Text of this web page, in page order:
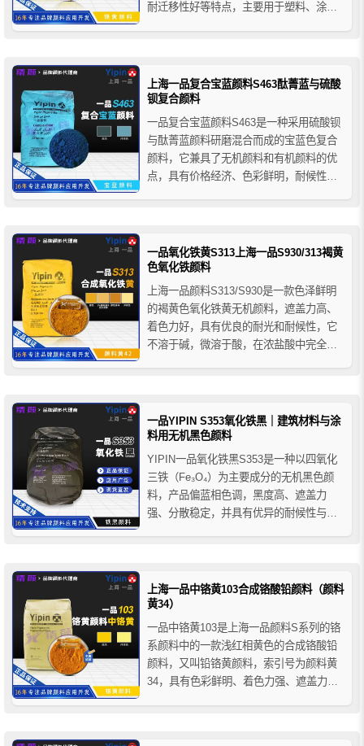
耐迁移性好等特点，主要用于塑料、涂
上海一品复合宝蓝颜料S463酞菁蓝与硫酸
钡复合颜料
一品复合宝蓝颜料S463是一种采用硫酸钡
与酞菁蓝颜料研磨混合而成的宝蓝色复合
颜料，它兼具了无机颜料和有机颜料的优
点，具有价格经济、色彩鲜明，耐候性好
固剂、彩色喷涂砂浆、彩色嵌缝剂等。
一品氧化铁黄S313上海一品S930/313褐黄
色氧化铁颜料
上海一品颜料S313/S930是一款色泽鲜明
的褐黄色氧化铁黄无机颜料，遮盖力高、
着色力好，具有优良的耐光和耐候性，它
不溶于碱，微溶于酸，在浓盐酸中完全溶
于建材、涂料、塑料、橡胶、油墨等领
域...
一品YIPIN S353氧化铁黑｜建筑材料与涂
料用无机黑色颜料
YIPIN一品氧化铁黑S353是一种以四氧化
三铁（Fe₃O₄）为主要成分的无机黑色颜
料，产品偏蓝相色调，黑度高、遮盖力
强、分散稳定，并具有优异的耐候性与耐
域。
上海一品中铬黄103合成铬酸铅颜料（颜料
黄34）
一品中铬黄103是上海一品颜料S系列的铬
系颜料中的一款浅红相黄色的合成铬酸铅
颜料，又叫铅铬黄颜料，索引号为颜料黄
34，具有色彩鲜明、着色力强、遮盖力